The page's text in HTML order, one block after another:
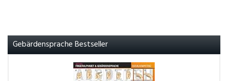
Gebärdensprache Bestseller